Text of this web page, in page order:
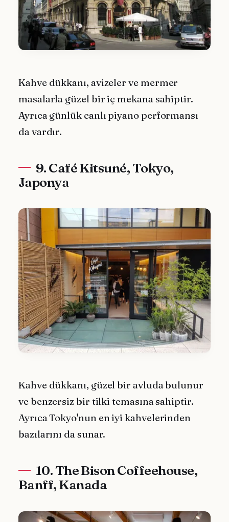
Kahve dükkanı, avizeler ve mermer
masalarla güzel bir iç mekana sahiptir.
Ayrıca günlük canlı piyano performansı
da vardır.
9. Café Kitsuné, Tokyo,
Japonya
Kahve dükkanı, güzel bir avluda bulunur
ve benzersiz bir tilki temasına sahiptir.
Ayrıca Tokyo'nun en iyi kahvelerinden
bazılarını da sunar.
10. The Bison Coffeehouse,
Banff, Kanada